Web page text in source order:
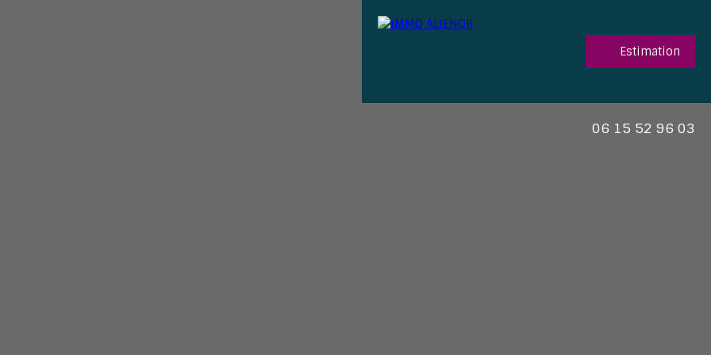
Estimation
06 15 52 96 03